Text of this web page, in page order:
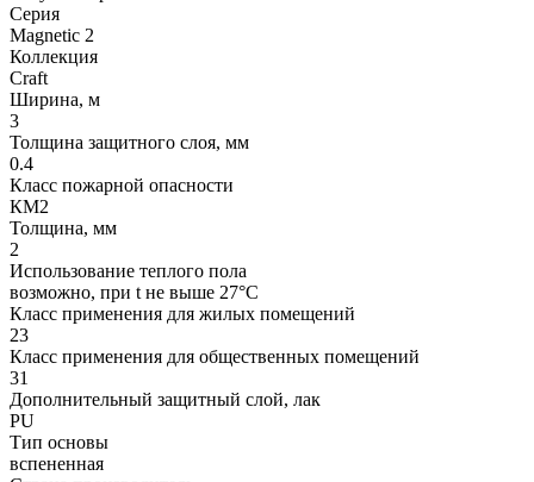
Серия
Magnetic 2
Коллекция
Craft
Ширина, м
3
Толщина защитного слоя, мм
0.4
Класс пожарной опасности
КМ2
Толщина, мм
2
Использование теплого пола
возможно, при t не выше 27°С
Класс применения для жилых помещений
23
Класс применения для общественных помещений
31
Дополнительный защитный слой, лак
PU
Тип основы
вспененная